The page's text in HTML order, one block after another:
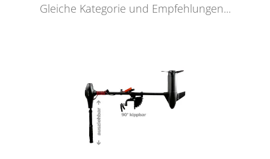
Gleiche Kategorie und Empfehlungen...